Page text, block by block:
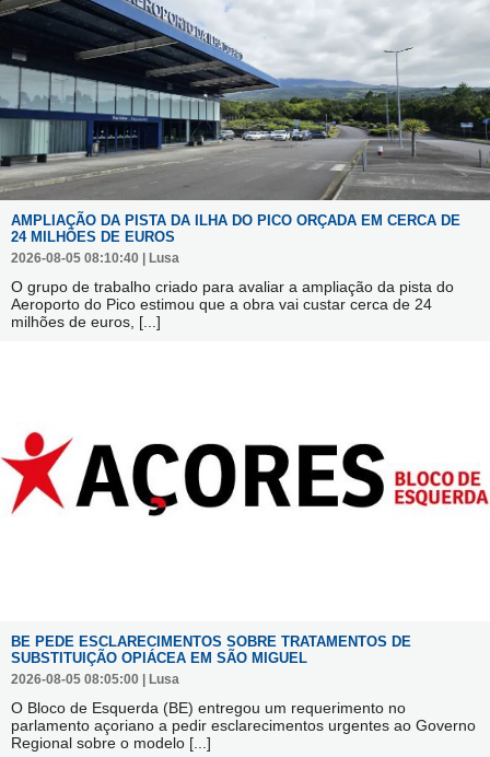
AMPLIAÇÃO DA PISTA DA ILHA DO PICO ORÇADA EM CERCA DE
24 MILHÕES DE EUROS
2026-08-05 08:10:40 | Lusa
O grupo de trabalho criado para avaliar a ampliação da pista do
Aeroporto do Pico estimou que a obra vai custar cerca de 24
milhões de euros, [...]
BE PEDE ESCLARECIMENTOS SOBRE TRATAMENTOS DE
SUBSTITUIÇÃO OPIÁCEA EM SÃO MIGUEL
2026-08-05 08:05:00 | Lusa
O Bloco de Esquerda (BE) entregou um requerimento no
parlamento açoriano a pedir esclarecimentos urgentes ao Governo
Regional sobre o modelo [...]